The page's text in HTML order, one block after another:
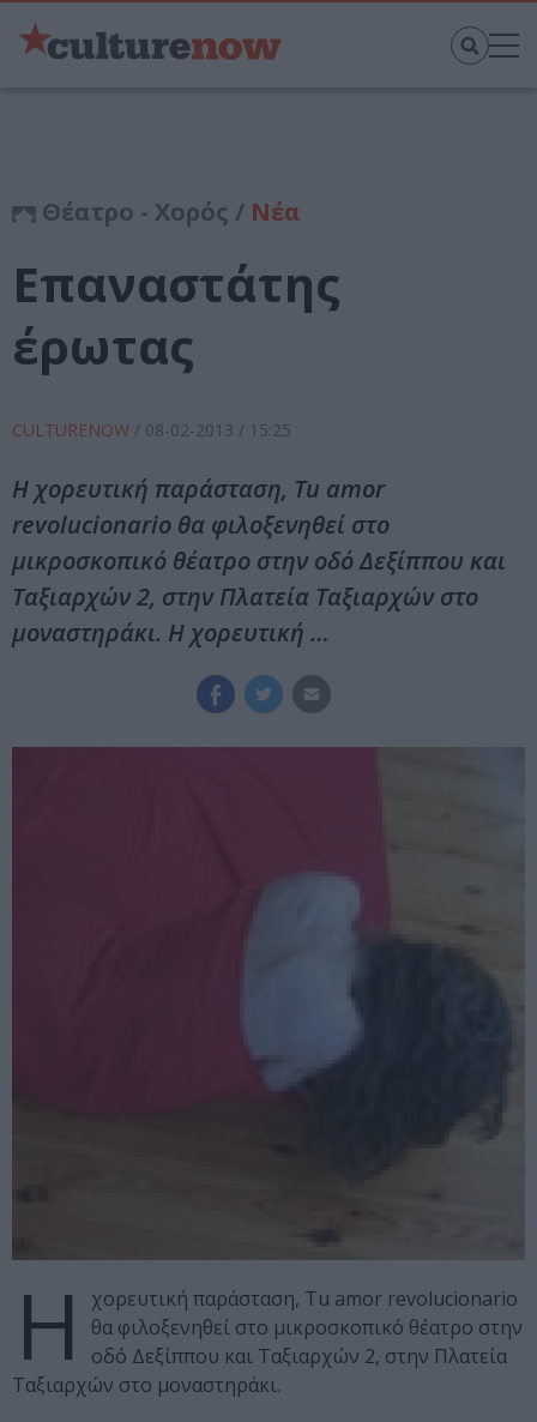
Θέατρο - Χορός / Νέα
Επαναστάτης
έρωτας
CULTURENOW / 08-02-2013 / 15:25
Η χορευτική παράσταση, Τu amor
revolucionario θα φιλοξενηθεί στο
μικροσκοπικό θέατρο στην οδό Δεξίππου και
Ταξιαρχών 2, στην Πλατεία Ταξιαρχών στο
μοναστηράκι. Η χορευτική …
Η
χορευτική παράσταση, Τu amor revolucionario
θα φιλοξενηθεί στο μικροσκοπικό θέατρο στην
οδό Δεξίππου και Ταξιαρχών 2, στην Πλατεία
Ταξιαρχών στο μοναστηράκι.